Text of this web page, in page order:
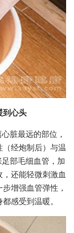
到心头
脏最远的部位，
（经炮制后）与温
部毛细血管，加
还能轻微刺激血
增强血管弹性，
感受到温暖。